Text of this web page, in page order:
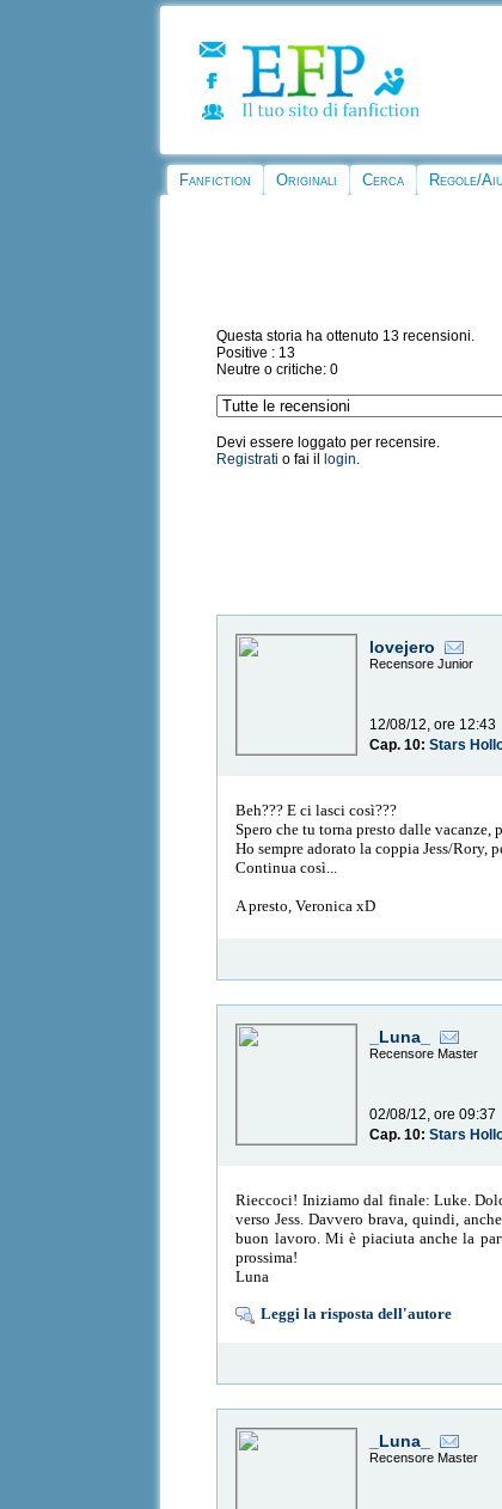
Fanfiction Originali Cerca Regole/
Questa storia ha ottenuto 13 recensioni.
Positive : 13
Neutre o critiche: 0
Devi essere loggato per recensire.
Registrati o fai il login.
lovejero
Recensore Junior
12/08/12, ore 12:43
Cap. 10:Stars
Beh??? E ci lasci così???
Spero che tu torna presto dalle vacanze,
Ho sempre adorato la coppia Jess/
Continua così...
A presto, Veronica xD
_Luna_
Recensore Master
02/08/12, ore 09:37
Cap. 10:Stars
Rieccoci! Iniziamo dal finale: Luke.
verso Jess. Davvero brava, quindi,
buon lavoro. Mi è piaciuta anche la
prossima!
Luna
Leggi la risposta dell'autore
_Luna_
Recensore Master